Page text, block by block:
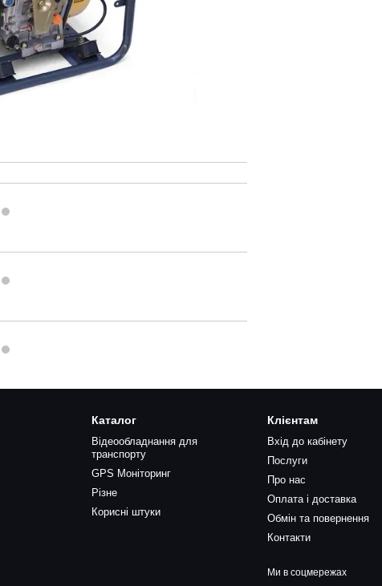
Каталог
Відеообладнання для
транспорту
GPS Моніторинг
Різне
Корисні штуки
Клієнтам
Вхід до кабінету
Послуги
Про нас
Оплата і доставка
Обмін та повернення
Контакти
Ми в соцмережах